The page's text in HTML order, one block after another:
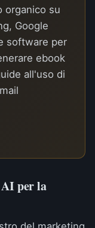
organico su
Google
software per
ebook
all'uso di
per la